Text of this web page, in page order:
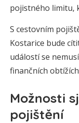
pojistného limitu,
S cestovním
Kostarice bude
událostí se
finančních
Možnosti
pojištění